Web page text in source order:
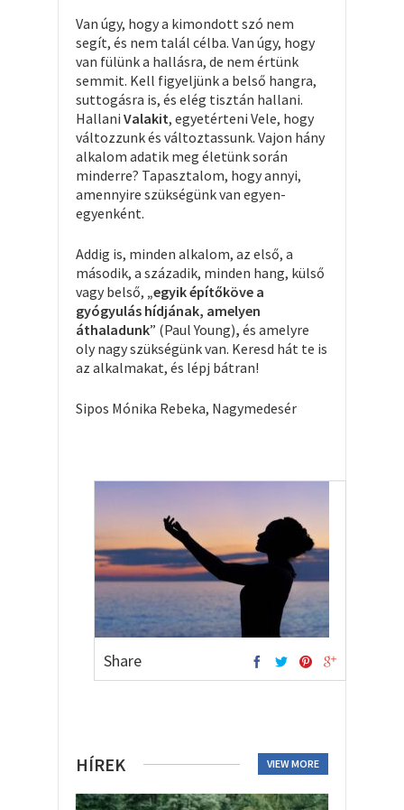
Van úgy, hogy a kimondott szó nem
segít, és nem talál célba. Van úgy, hogy
van fülünk a hallásra, de nem értünk
semmit. Kell figyeljünk a belső hangra,
suttogásra is, és elég tisztán hallani.
Hallani Valakit, egyetérteni Vele, hogy
változzunk és változtassunk. Vajon hány
alkalom adatik meg életünk során
minderre? Tapasztalom, hogy annyi,
amennyire szükségünk van egyen-
egyenként.
Addig is, minden alkalom, az első, a
második, a századik, minden hang, külső
vagy belső, „egyik építőköve a
gyógyulás hídjának, amelyen
áthaladunk” (Paul Young), és amelyre
oly nagy szükségünk van. Keresd hát te is
az alkalmakat, és lépj bátran!
Sipos Mónika Rebeka, Nagymedesér
Share
HÍREK VIEW MORE